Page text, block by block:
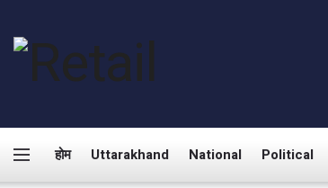
होम Uttarakhand National Political